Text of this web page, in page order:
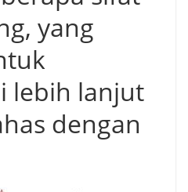
yang
lebih lanjut
dengan